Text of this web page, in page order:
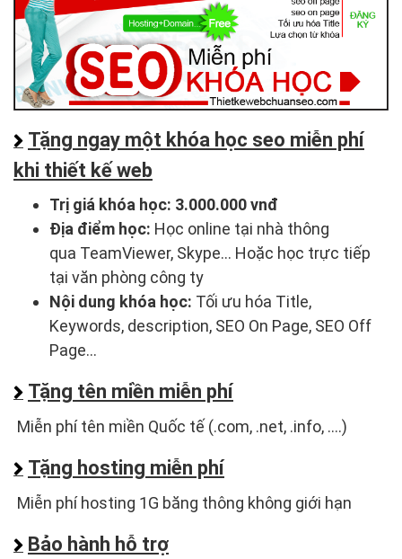
Tặng ngay một khóa học seo miễn phí
khi thiết kế web
Trị giá khóa học: 3.000.000 vnđ
Địa điểm học: Học online tại nhà thông
qua TeamViewer, Skype... Hoặc học trực tiếp
tại văn phòng công ty
Nội dung khóa học: Tối ưu hóa Title,
Keywords, description, SEO On Page, SEO Off
Page...
Tặng tên miền miễn phí
Miễn phí tên miền Quốc tế (.com, .net, .info, ....)
Tặng hosting miễn phí
Miễn phí hosting 1G băng thông không giới hạn
Bảo hành hỗ trợ